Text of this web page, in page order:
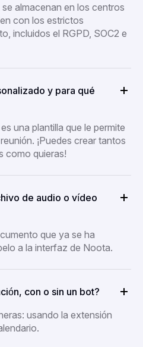
almacenan en los centros
con los estrictos
incluidos el RGPD, SOC2 e
y para qué
una plantilla que le permite
¡Puedes crear tantos
como quieras!
de audio o vídeo
que ya se ha
a la interfaz de Noota.
con o sin un bot?
usando la extensión